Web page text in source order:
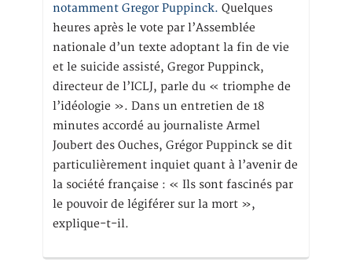
notamment Gregor Puppinck. Quelques
heures après le vote par l’Assemblée
nationale d’un texte adoptant la fin de vie
et le suicide assisté, Gregor Puppinck,
directeur de l’ICLJ, parle du « triomphe de
l’idéologie ». Dans un entretien de 18
minutes accordé au journaliste Armel
Joubert des Ouches, Grégor Puppinck se dit
particulièrement inquiet quant à l’avenir de
la société française : « Ils sont fascinés par
le pouvoir de légiférer sur la mort »,
explique-t-il.